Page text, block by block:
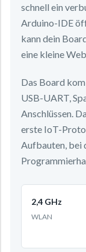
schnell ein
Arduino-IDE
kann dein
eine kleine
Das Board
USB-UART,
Anschlüssen.
erste IoT-
Aufbauten, bei
2,4 GHz
WLAN